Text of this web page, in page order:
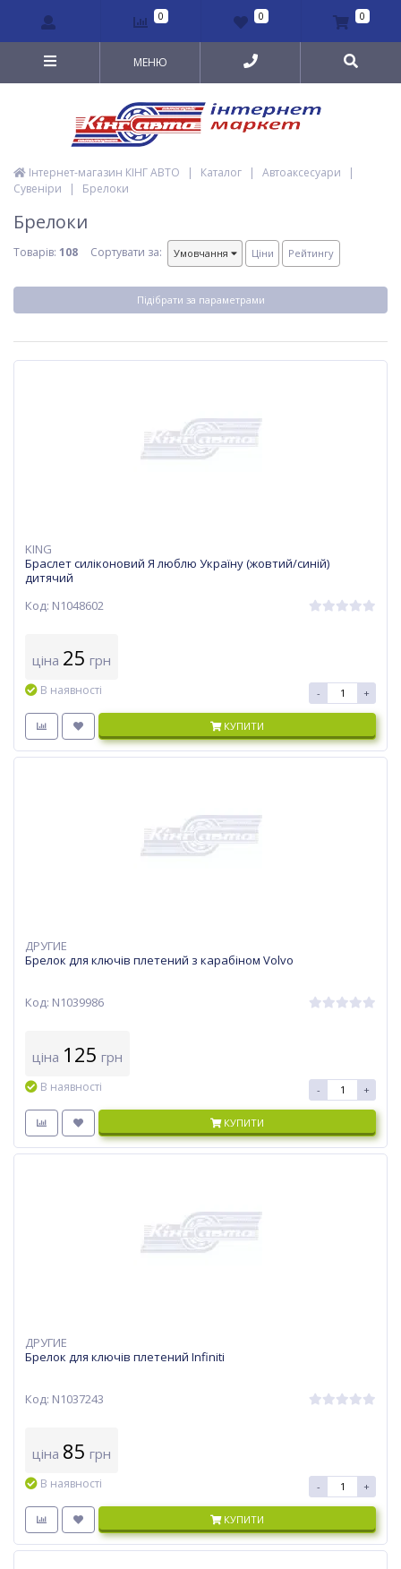
0 0 0
МЕНЮ
Інтернет-магазин КІНГ АВТО | Каталог | Автоаксесуари
|
Сувеніри
| Брелоки
Брелоки
Товарів: 108 Сортувати за: Умовчання Ціни Рейтингу
Підібрати за параметрами
KING
Браслет силіконовий Я люблю Україну (жовтий/синій)
дитячий
Код: N1048602
ціна 25 грн
В наявності - +
КУПИТИ
ДРУГИЕ
Брелок для ключів плетений з карабіном Volvo
Код: N1039986
ціна 125 грн
В наявності - +
КУПИТИ
ДРУГИЕ
Брелок для ключів плетений Infiniti
Код: N1037243
ціна 85 грн
В наявності - +
КУПИТИ